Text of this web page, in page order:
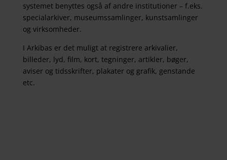
systemet benyttes også af andre institutioner – f.eks.
specialarkiver, museumssamlinger, kunstsamlinger
og virksomheder.
I Arkibas er det muligt at registrere arkivalier,
billeder, lyd, film, kort, tegninger, artikler, bøger,
aviser og tidsskrifter, plakater og grafik, genstande
etc.